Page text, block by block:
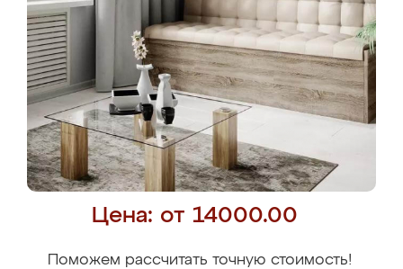
Цена: от 14000.00
Поможем рассчитать точную стоимость!